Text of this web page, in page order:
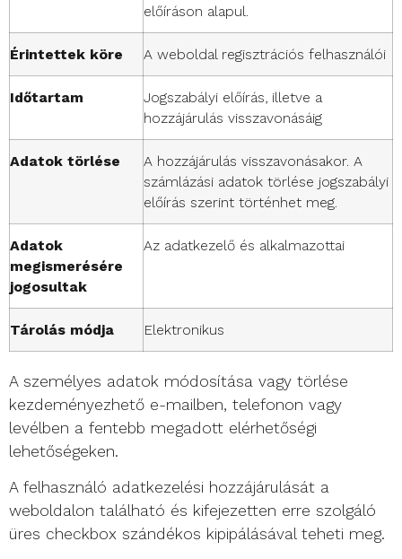
előíráson alapul.
Érintettek köre A weboldal regisztrációs felhasználói
Időtartam
Jogszabályi előírás, illetve a
hozzájárulás visszavonásáig
Adatok törlése
A hozzájárulás visszavonásakor. A
számlázási adatok törlése jogszabályi
előírás szerint történhet meg.
Adatok
megismerésére
jogosultak
Az adatkezelő és alkalmazottai
Tárolás módja Elektronikus
A személyes adatok módosítása vagy törlése
kezdeményezhető e-mailben, telefonon vagy
levélben a fentebb megadott elérhetőségi
lehetőségeken.
A felhasználó adatkezelési hozzájárulását a
weboldalon található és kifejezetten erre szolgáló
üres checkbox szándékos kipipálásával teheti meg.